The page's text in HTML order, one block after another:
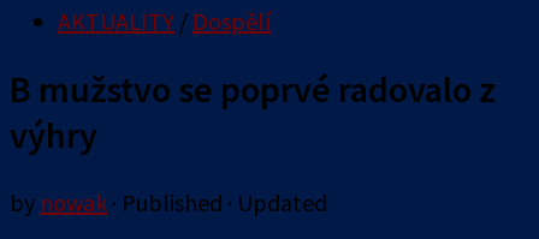
AKTUALITY / Dospělí
B mužstvo se poprvé radovalo z
výhry
by nowak · Published · Updated